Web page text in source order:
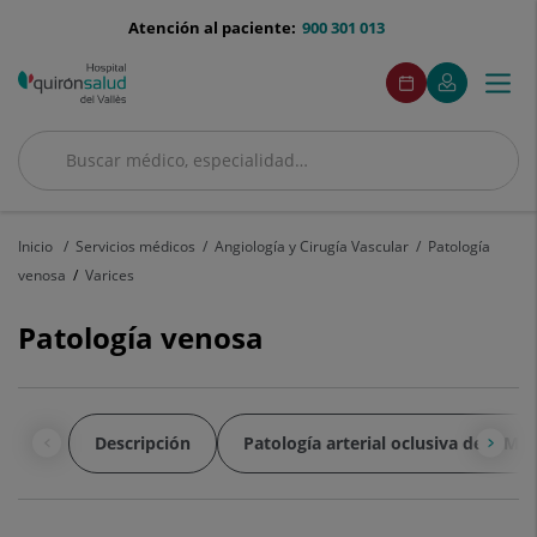
menu-
900 301 013
Atención al paciente:
Buscar
Buscar
menuAcceso
Pide
cita
Este
enlace
se
en
Mi
Quirónsalud
Este
enlace
se
en
ventana
Menú
Inicio Servicios médicos Angiología y Cirugía Vascular
Patología
venosa
Varices
Patología venosa
Descripción Patología arterial oclusiva de MMII